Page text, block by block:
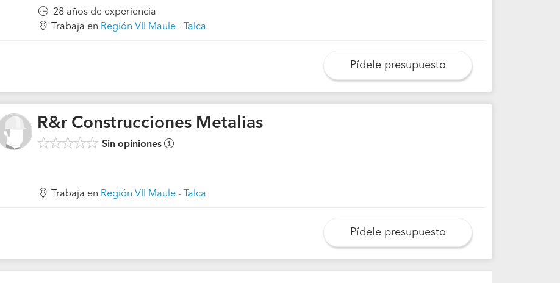
28 años de experiencia
Trabaja en Región VII Maule - Talca
Pídele presupuesto
R&r Construcciones Metalias
Sin opiniones
Trabaja en Región VII Maule - Talca
Pídele presupuesto